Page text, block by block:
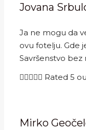
Jovana
Ja ne mogu da
ovu fotelju. Gde
Savršenstvo bez
 Rated 5
Mirko